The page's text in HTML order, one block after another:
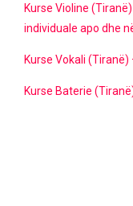
Kurse Violine
individuale apo dhe
Kurse Vokali
Kurse Baterie